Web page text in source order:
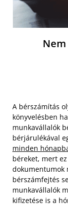
A bérszámítás
könyvelésben
munkavállalók
bérjárulékával
minden
béreket, mert
dokumentumok
bérszámfejtés
munkavállalók
kifizetése is a